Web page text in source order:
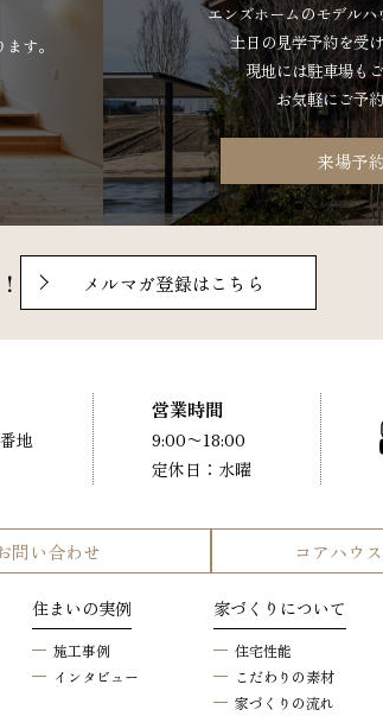
す。
エンズホームのモデル
土日の見学予約を受
現地には駐車場も
お気軽にご予
来場予
メルマガ登録はこちら
地
営業時間
9:00〜18:00
定休日：水曜
問い合わせ コアハウ
住まいの実例
施工事例
インタビュー
家づくりについて
住宅性能
こだわりの素材
家づくりの流れ